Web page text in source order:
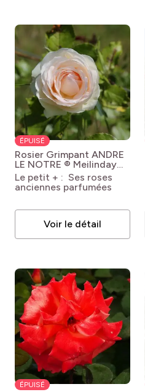
ÉPUISÉ
Rosier Grimpant ANDRE
LE NOTRE ® Meilinday
Rosa 'Meilinday' GPT
ANDRE LE NOTRE®
Le petit + : Ses roses
anciennes parfumées
Voir le détail
ÉPUISÉ